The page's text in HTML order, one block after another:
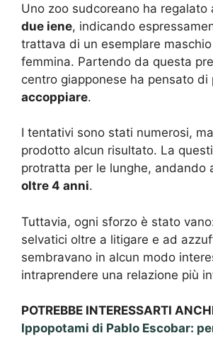
Uno zoo sudcoreano ha regalato
due iene, indicando
trattava di un esemplare
femmina. Partendo da questa
centro giapponese ha pensato di
accoppiare.
I tentativi sono stati numerosi,
prodotto alcun risultato. La
protratta per le lunghe, andando
oltre 4 anni.
Tuttavia, ogni sforzo è stato
selvatici oltre a litigare e ad
sembravano in alcun modo
intraprendere una relazione più
POTREBBE INTERESSARTI
Ippopotami di Pablo Escobar: